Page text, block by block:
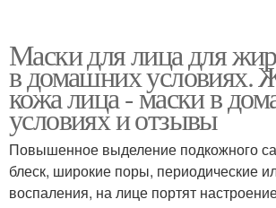
Маски для лица для
в домашних условиях.
кожа лица - маски в
условиях и отзывы
Повышенное выделение подкожного
блеск, широкие поры, периодические
воспаления, на лице портят